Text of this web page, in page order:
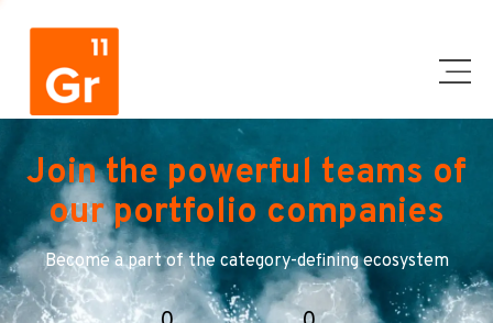
Join the powerful teams of
our portfolio companies
Become a part of the category-defining ecosystem